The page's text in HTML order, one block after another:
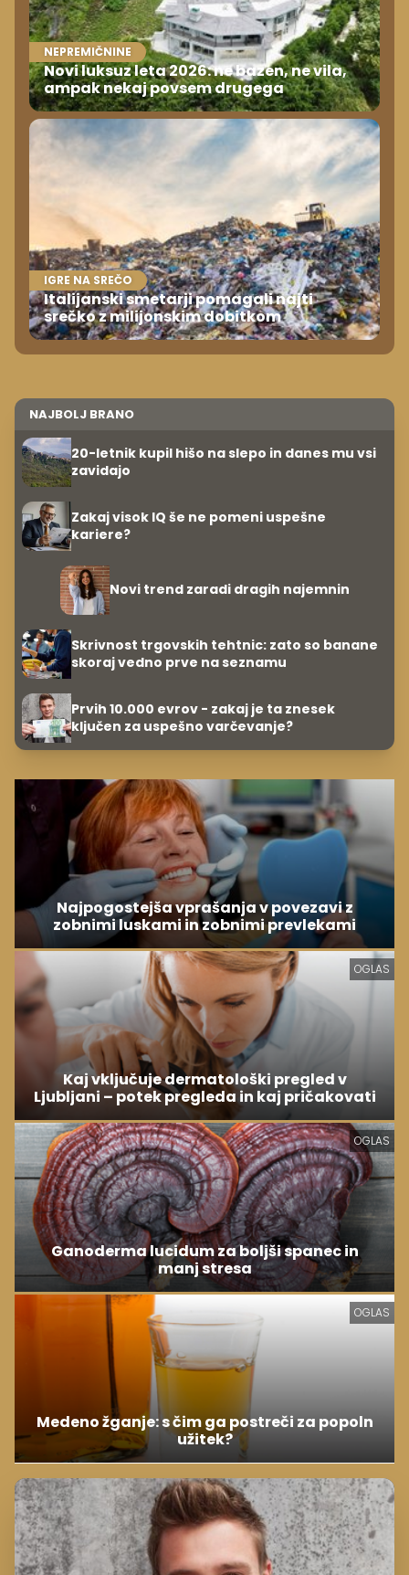
NEPREMIČNINE
Novi luksuz leta 2026: ne bazen, ne vila,
ampak nekaj povsem drugega
IGRE NA SREČO
Italijanski smetarji pomagali najti
srečko z milijonskim dobitkom
NAJBOLJ BRANO
20-letnik kupil hišo na slepo in danes mu vsi
zavidajo
Zakaj visok IQ še ne pomeni uspešne
kariere?
Novi trend zaradi dragih najemnin
Skrivnost trgovskih tehtnic: zato so banane
skoraj vedno prve na seznamu
Prvih 10.000 evrov - zakaj je ta znesek
ključen za uspešno varčevanje?
Najpogostejša vprašanja v povezavi z
zobnimi luskami in zobnimi prevlekami
OGLAS
Kaj vključuje dermatološki pregled v
Ljubljani – potek pregleda in kaj pričakovati
OGLAS
Ganoderma lucidum za boljši spanec in
manj stresa
OGLAS
Medeno žganje: s čim ga postreči za popoln
užitek?